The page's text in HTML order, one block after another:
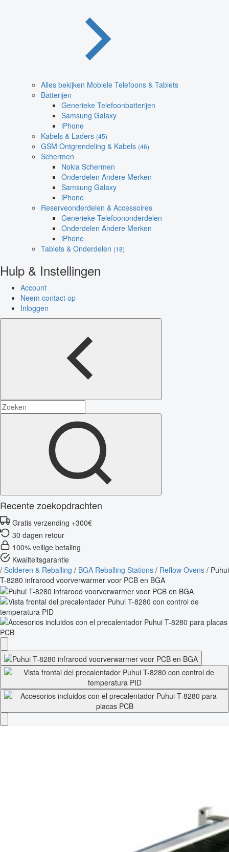
Alles bekijken Mobiele Telefoons & Tablets
Batterijen
Generieke Telefoonbatterijen
Samsung Galaxy
iPhone
Kabels & Laders (45)
GSM Ontgrendeling & Kabels (46)
Schermen
Nokia Schermen
Onderdelen Andere Merken
Samsung Galaxy
iPhone
Reserveonderdelen & Accessoires
Generieke Telefoononderdelen
Onderdelen Andere Merken
iPhone
Tablets & Onderdelen (18)
Hulp & Instellingen
Account
Neem contact op
Inloggen
Recente zoekopdrachten
Gratis verzending +300€
30 dagen retour
100% veilige betaling
Kwaliteitsgarantie
/ Solderen & Reballing / BGA Reballing Stations / Reflow Ovens / Puhui
T-8280 infrarood voorverwarmer voor PCB en BGA